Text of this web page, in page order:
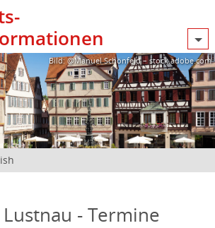
Bild: @Manuel Schönfeld – stock.adobe.com
- Termine